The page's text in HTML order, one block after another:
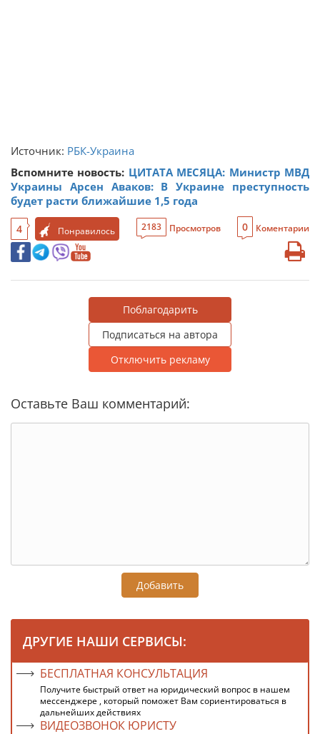
Источник: РБК-Украина
Вспомните новость: ЦИТАТА МЕСЯЦА: Министр МВД
Украины Арсен Аваков: В Украине преступность
будет расти ближайшие 1,5 года
4 Понравилось 2183 Просмотров 0 Коментарии
Поблагодарить
Подписаться на автора
Отключить рекламу
Оставьте Ваш комментарий:
Добавить
ДРУГИЕ НАШИ СЕРВИСЫ:
БЕСПЛАТНАЯ КОНСУЛЬТАЦИЯ
Получите быстрый ответ на юридический вопрос в нашем
мессенджере , который поможет Вам сориентироваться в
дальнейших действиях
ВИДЕОЗВОНОК ЮРИСТУ